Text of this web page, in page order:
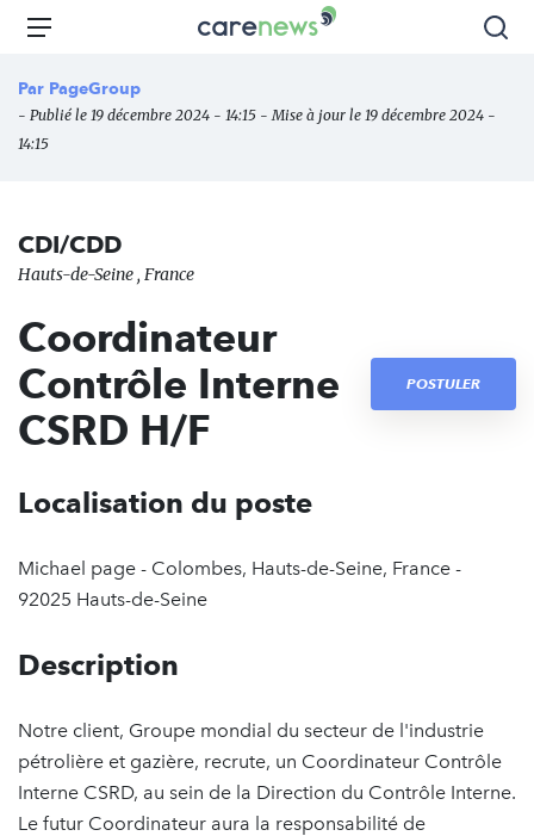
Aller
principal
Carenews,
des
Menu
Par PageGroup
- Publié le 19 décembre 2024 - 14:15 - Mise à jour le 19 décembre 2024 -
14:15
CDI/CDD
Hauts-de-Seine , France
Coordinateur
Contrôle Interne
CSRD H/F
POSTULER
Localisation du poste
Michael page - Colombes, Hauts-de-Seine, France -
92025 Hauts-de-Seine
Description
Notre client, Groupe mondial du secteur de l'industrie
pétrolière et gazière, recrute, un Coordinateur Contrôle
Interne CSRD, au sein de la Direction du Contrôle Interne.
Le futur Coordinateur aura la responsabilité de